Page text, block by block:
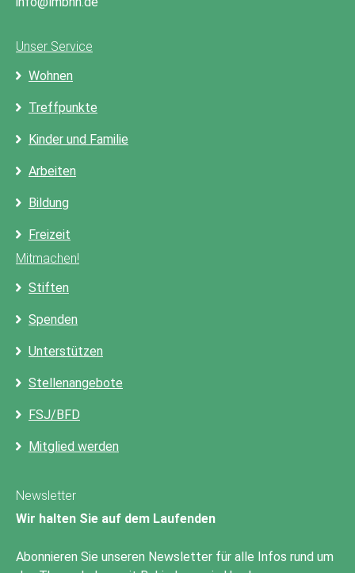
Unser Service
Wohnen
Treffpunkte
Kinder und Familie
Arbeiten
Bildung
Freizeit
Mitmachen!
Stiften
Spenden
Unterstützen
Stellenangebote
FSJ/BFD
Mitglied werden
Newsletter
Wir halten Sie auf dem Laufenden
Abonnieren Sie unseren Newsletter für alle Infos rund um